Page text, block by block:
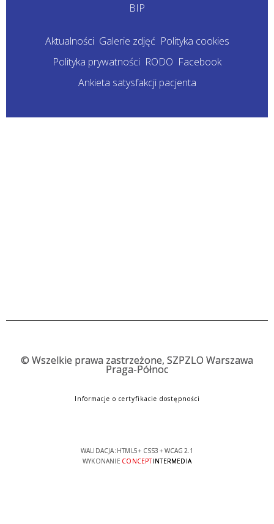
BIP
Aktualności Galerie zdjęć Polityka cookies
Polityka prywatności RODO Facebook
Ankieta satysfakcji pacjenta
© Wszelkie prawa zastrzeżone, SZPZLO Warszawa
Praga-Północ
Informacje o certyfikacie dostępności
WALIDACJA: HTML5+ CSS3 + WCAG 2.1
WYKONANIE CONCEPTINTERMEDIA